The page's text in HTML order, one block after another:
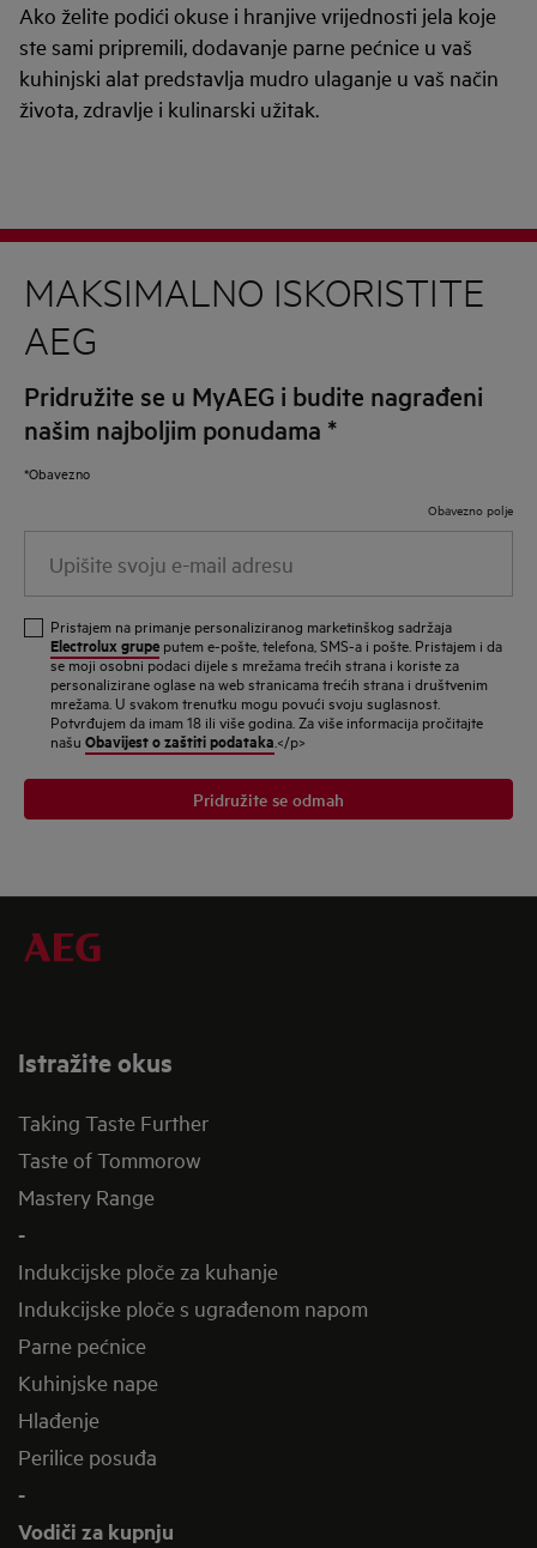
Ako želite podići okuse i hranjive vrijednosti jela koje
ste sami pripremili, dodavanje parne pećnice u vaš
kuhinjski alat predstavlja mudro ulaganje u vaš način
života, zdravlje i kulinarski užitak.
MAKSIMALNO ISKORISTITE
AEG
Pridružite se u MyAEG i budite nagrađeni
našim najboljim ponudama *
*Obavezno
Obavezno polje
svoju
mail
adresu
Pristajem na primanje personaliziranog marketinškog sadržaja
Electrolux grupe putem e-pošte, telefona, SMS-a i pošte. Pristajem i da
se moji osobni podaci dijele s mrežama trećih strana i koriste za
personalizirane oglase na web stranicama trećih strana i društvenim
mrežama. U svakom trenutku mogu povući svoju suglasnost.
Potvrđujem da imam 18 ili više godina. Za više informacija pročitajte
našu Obavijest o zaštiti podataka .</p>
Pridružite se odmah
Istražite okus
Taking Taste Further
Taste of Tommorow
Mastery Range
-
Indukcijske ploče za kuhanje
Indukcijske ploče s ugrađenom napom
Parne pećnice
Kuhinjske nape
Hlađenje
Perilice posuđa
-
Vodiči za kupnju